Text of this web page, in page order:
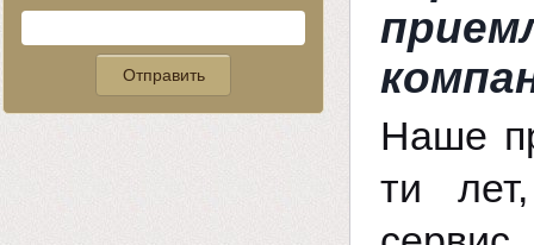
Наше
ти